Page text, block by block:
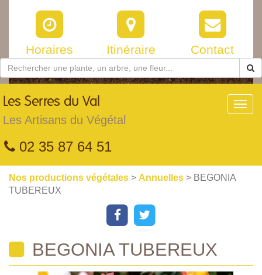
Horaires Itinéraire Contact
Les Serres du Val
Les Artisans du Végétal
02 35 87 64 51
Nos productions végétales > Annuelles > BEGONIA
TUBEREUX
BEGONIA TUBEREUX